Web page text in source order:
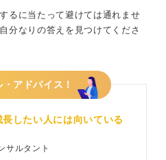
るに当たって避けては通れませ
分なりの答えを見つけてくださ
アドバイス！
したい人には向いている
サルタント